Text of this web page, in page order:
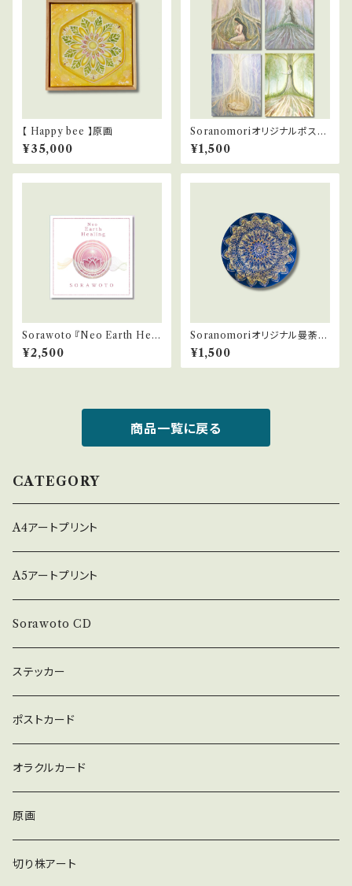
【 Happy bee 】原画
¥35,000
Soranomoriオリジナルポスト
カードセット『Four seasons』
¥1,500
Sorawoto 『Neo Earth Heal
ing』CDアルバム
¥2,500
Soranomoriオリジナル曼荼羅
ステッカー
¥1,500
商品一覧に戻る
CATEGORY
A4アートプリント
A5アートプリント
Sorawoto CD
ステッカー
ポストカード
オラクルカード
原画
切り株アート